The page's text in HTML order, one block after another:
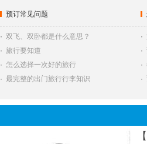
预订常见问题
· 双飞、双卧都是什么意思？
· 旅行要知道
· 怎么选择一次好的旅行
· 最完整的出门旅行行李知识
·
·
·
·